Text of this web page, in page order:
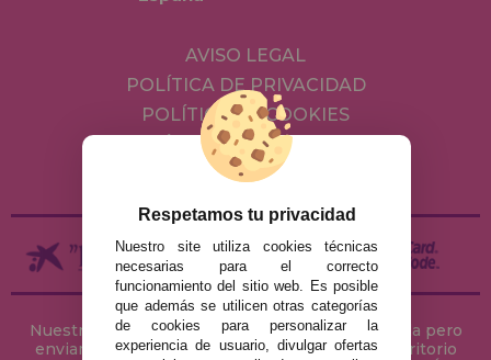
AVISO LEGAL
POLÍTICA DE PRIVACIDAD
POLÍTICA DE COOKIES
ENVÍOS Y DEVOLUCIONES
DEVOLUCIONES / DESISTIMIENTO
Nuestra tienda de puzzles está ubicada en Sevilla pero
enviamos tus puzzles a cualquier ciudad del territorio
Respetamos tu privacidad
Nuestro site utiliza cookies técnicas
necesarias para el correcto
funcionamiento del sitio web. Es posible
que además se utilicen otras categorías
de cookies para personalizar la
experiencia de usuario, divulgar ofertas